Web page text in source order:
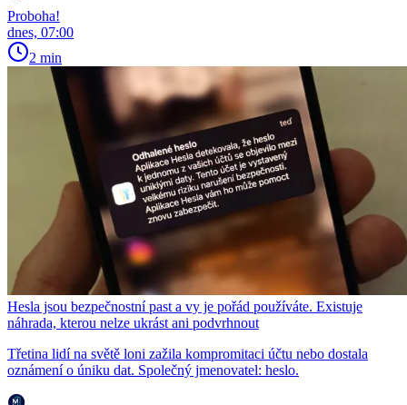
Proboha!
dnes, 07:00
2 min
Hesla jsou bezpečnostní past a vy je pořád používáte. Existuje
náhrada, kterou nelze ukrást ani podvrhnout
Třetina lidí na světě loni zažila kompromitaci účtu nebo dostala
oznámení o úniku dat. Společný jmenovatel: heslo.